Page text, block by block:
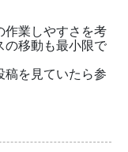
作業しやすさを考
の移動も最小限で
稿を見ていたら参